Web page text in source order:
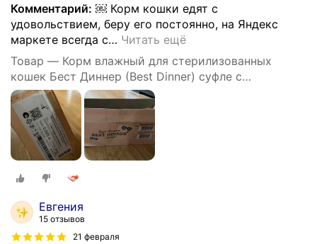
Комментарий: ￼ Корм кошки едят с
удовольствием, беру его постоянно, на Яндекс
маркете всегда с… Читать ещё
Товар — Корм влажный для стерилизованных
кошек Бест Диннер (Best Dinner) суфле с
телятиной, пауч (24шт*85гр)
Евгения
15 отзывов
21 февраля